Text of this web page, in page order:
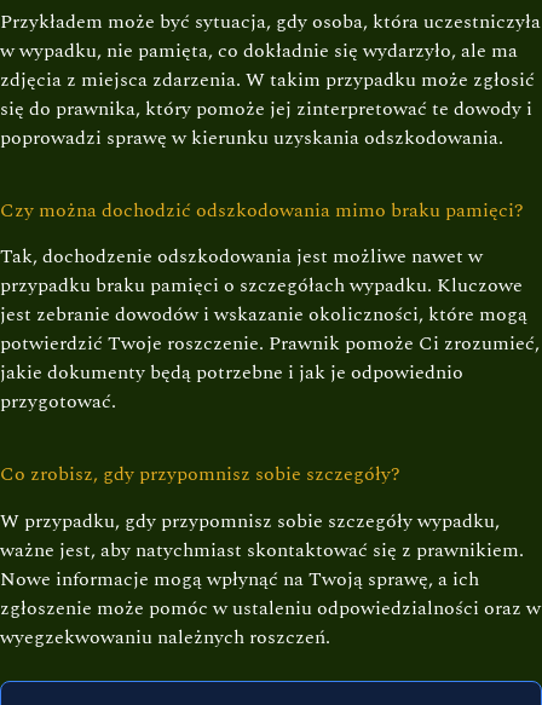
Przykładem może być sytuacja, gdy osoba, która uczestniczyła
w wypadku, nie pamięta, co dokładnie się wydarzyło, ale ma
zdjęcia z miejsca zdarzenia. W takim przypadku może zgłosić
się do prawnika, który pomoże jej zinterpretować te dowody i
poprowadzi sprawę w kierunku uzyskania odszkodowania.
Czy można dochodzić odszkodowania mimo braku pamięci?
Tak, dochodzenie odszkodowania jest możliwe nawet w
przypadku braku pamięci o szczegółach wypadku. Kluczowe
jest zebranie dowodów i wskazanie okoliczności, które mogą
potwierdzić Twoje roszczenie. Prawnik pomoże Ci zrozumieć,
jakie dokumenty będą potrzebne i jak je odpowiednio
przygotować.
Co zrobisz, gdy przypomnisz sobie szczegóły?
W przypadku, gdy przypomnisz sobie szczegóły wypadku,
ważne jest, aby natychmiast skontaktować się z prawnikiem.
Nowe informacje mogą wpłynąć na Twoją sprawę, a ich
zgłoszenie może pomóc w ustaleniu odpowiedzialności oraz w
wyegzekwowaniu należnych roszczeń.